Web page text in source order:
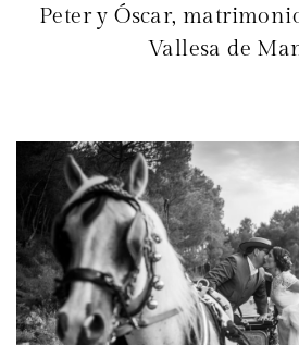
Peter y Óscar,
Vallesa de